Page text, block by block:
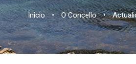
Inicio • O Concello •